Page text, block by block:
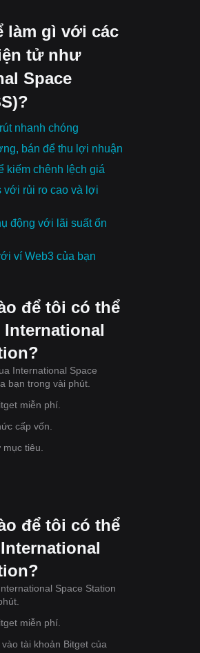
làm gì với các
tử như
Space
nhanh chóng
bán để thu lợi nhuận
kiếm chênh lệch giá
với rủi ro cao và lợi
động với lãi suất ổn
ví Web3 của bạn
để tôi có thể
International Space
bạn trong vài phút.
miễn phí.
cấp vốn.
tiêu.
để tôi có thể
Space Station
miễn phí.
tài khoản Bitget của